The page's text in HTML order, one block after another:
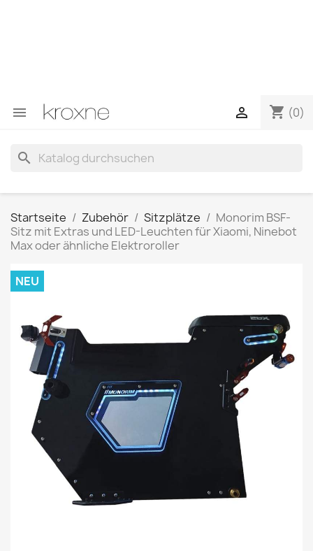
 shopping_cart (0)

search
Startseite Zubehör Sitzplätze
Monorim BSF-
Sitz mit Extras und LED-Leuchten für Xiaomi, Ninebot
Max oder ähnliche Elektroroller
NEU